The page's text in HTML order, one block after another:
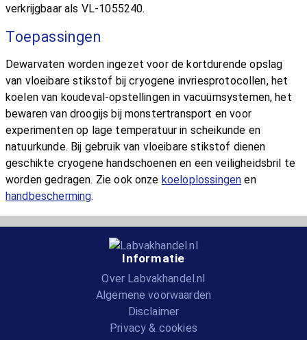
verkrijgbaar als VL-1055240.
Toepassingen
Dewarvaten worden ingezet voor de kortdurende opslag
van vloeibare stikstof bij cryogene invriesprotocollen, het
koelen van koudeval-opstellingen in vacuümsystemen, het
bewaren van droogijs bij monstertransport en voor
experimenten op lage temperatuur in scheikunde en
natuurkunde. Bij gebruik van vloeibare stikstof dienen
geschikte cryogene handschoenen en een veiligheidsbril te
worden gedragen. Zie ook onze koeloplossingen en
handbescherming.
Informatie
Over Labvakhandel.nl
Algemene voorwaarden
Disclaimer
Privacy & cookies